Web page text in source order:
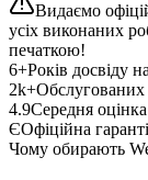
Видаємо
усіх виконаних
печаткою!
6+Років досвіду
2k+Обслугованих
4.9Середня
ЄОфіційна
Чому обирають